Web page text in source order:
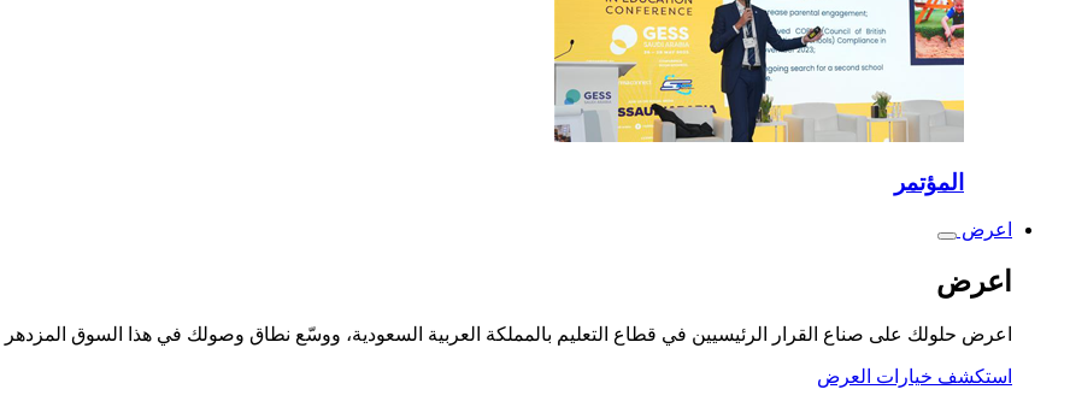
المؤتمر
اعرض
Toggle
اعرض
اعرض حلولك على صناع القرار الرئيسيين في قطاع التعليم بالمملكة العربية السعودية، ووسّع نطاق وصولك في هذا السوق المزدهر
استكشف خيارات العرض